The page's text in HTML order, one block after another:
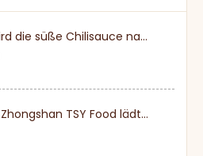
Wie lange wird die süße Chilisauce nach einmal eröffnet?
Guangdong Zhongshan TSY Food lädt Sie herzlich ein, die Dubai Gulfood Exhibition 2026 zu besuchen